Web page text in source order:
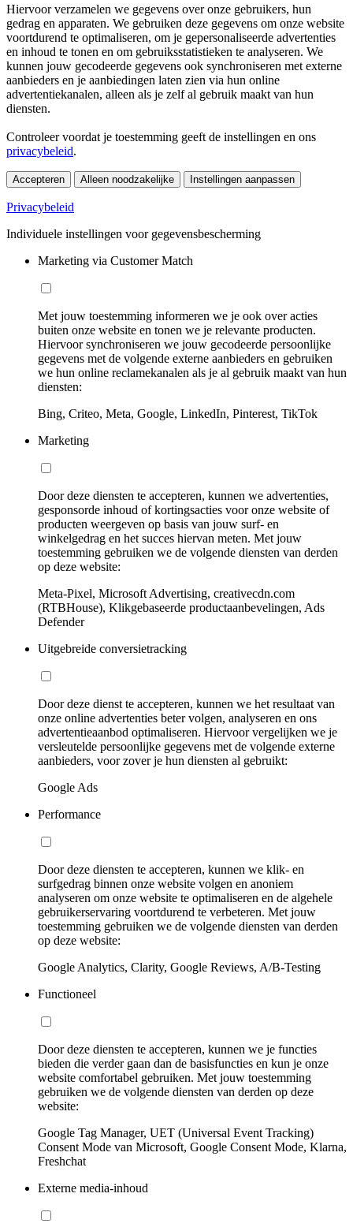
Hiervoor verzamelen we gegevens over onze gebruikers, hun
gedrag en apparaten. We gebruiken deze gegevens om onze website
voortdurend te optimaliseren, om je gepersonaliseerde advertenties
en inhoud te tonen en om gebruiksstatistieken te analyseren. We
kunnen jouw gecodeerde gegevens ook synchroniseren met externe
aanbieders en je aanbiedingen laten zien via hun online
advertentiekanalen, alleen als je zelf al gebruik maakt van hun
diensten.
Controleer voordat je toestemming geeft de instellingen en ons
privacybeleid.
Accepteren Alleen noodzakelijke Instellingen aanpassen
Privacybeleid
Individuele instellingen voor gegevensbescherming
Marketing via Customer Match
Met jouw toestemming informeren we je ook over acties
buiten onze website en tonen we je relevante producten.
Hiervoor synchroniseren we jouw gecodeerde persoonlijke
gegevens met de volgende externe aanbieders en gebruiken
we hun online reclamekanalen als je al gebruik maakt van hun
diensten:
Bing, Criteo, Meta, Google, LinkedIn, Pinterest, TikTok
Marketing
Door deze diensten te accepteren, kunnen we advertenties,
gesponsorde inhoud of kortingsacties voor onze website of
producten weergeven op basis van jouw surf- en
winkelgedrag en het succes hiervan meten. Met jouw
toestemming gebruiken we de volgende diensten van derden
op deze website:
Meta-Pixel, Microsoft Advertising, creativecdn.com
(RTBHouse), Klikgebaseerde productaanbevelingen, Ads
Defender
Uitgebreide conversietracking
Door deze dienst te accepteren, kunnen we het resultaat van
onze online advertenties beter volgen, analyseren en ons
advertentieaanbod optimaliseren. Hiervoor vergelijken we je
versleutelde persoonlijke gegevens met de volgende externe
aanbieders, voor zover je hun diensten al gebruikt:
Google Ads
Performance
Door deze diensten te accepteren, kunnen we klik- en
surfgedrag binnen onze website volgen en anoniem
analyseren om onze website te optimaliseren en de algehele
gebruikerservaring voortdurend te verbeteren. Met jouw
toestemming gebruiken we de volgende diensten van derden
op deze website:
Google Analytics, Clarity, Google Reviews, A/B-Testing
Functioneel
Door deze diensten te accepteren, kunnen we je functies
bieden die verder gaan dan de basisfuncties en kun je onze
website comfortabel gebruiken. Met jouw toestemming
gebruiken we de volgende diensten van derden op deze
website:
Google Tag Manager, UET (Universal Event Tracking)
Consent Mode van Microsoft, Google Consent Mode, Klarna,
Freshchat
Externe media-inhoud